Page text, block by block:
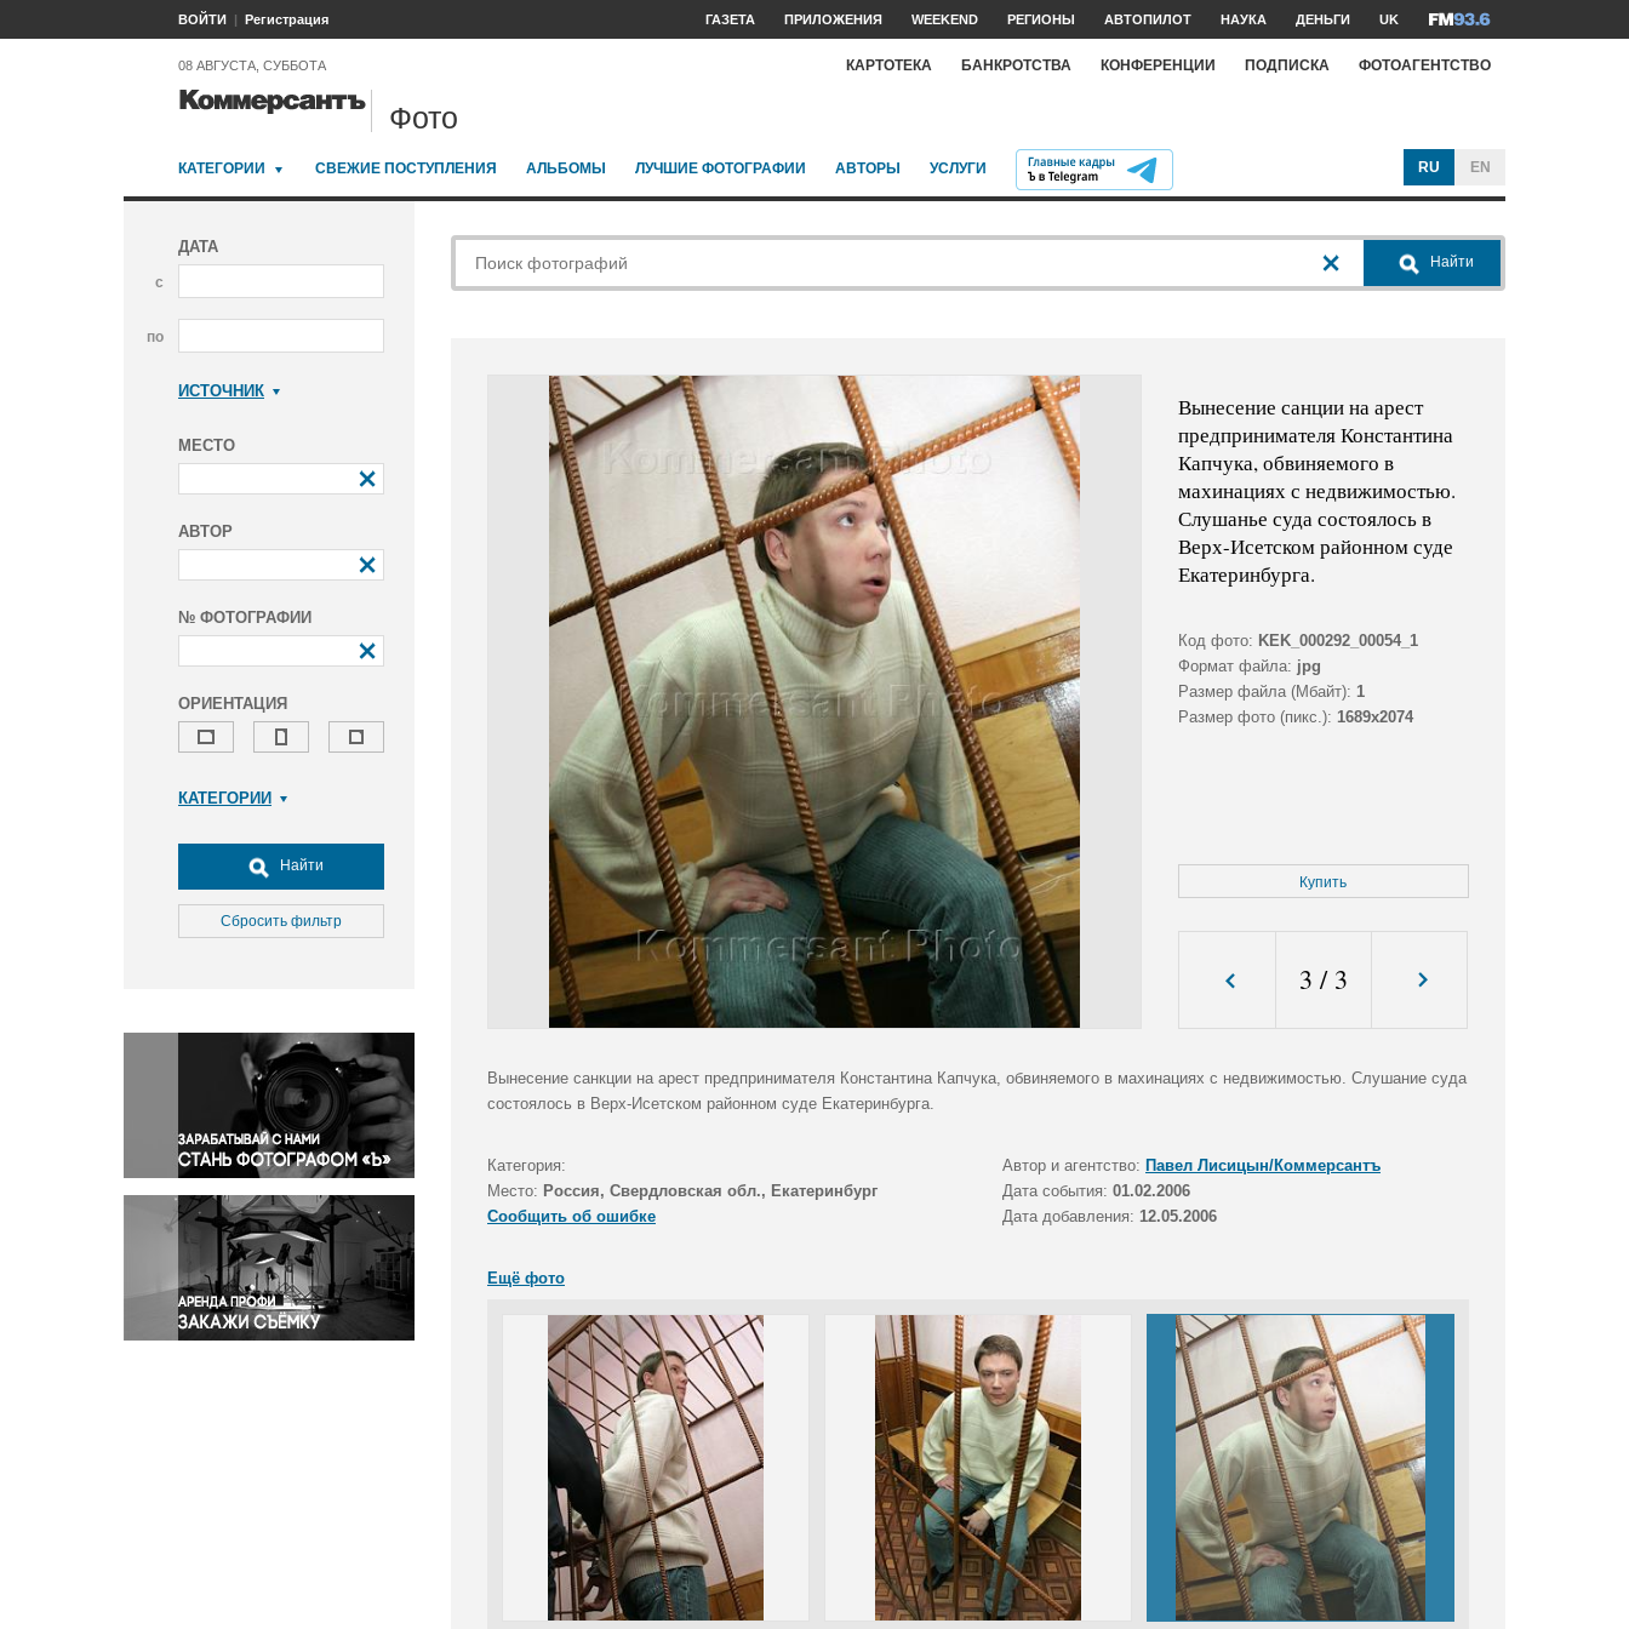
ВОЙТИ Регистрация ГАЗЕТА ПРИЛОЖЕНИЯ WEEKEND РЕГИОНЫ АВТОПИЛОТ НАУКА ДЕНЬГИ UK
08 АВГУСТА, СУББОТА КАРТОТЕКА БАНКРОТСТВА КОНФЕРЕНЦИИ ПОДПИСКА ФОТОАГЕНТСТВО
Фото
КАТЕГОРИИ СВЕЖИЕ ПОСТУПЛЕНИЯ АЛЬБОМЫ ЛУЧШИЕ ФОТОГРАФИИ АВТОРЫ УСЛУГИ RU EN
ДАТА
с
по
ИСТОЧНИК
МЕСТО
АВТОР
№ ФОТОГРАФИИ
ОРИЕНТАЦИЯ
КАТЕГОРИИ
Досуг, туризм и отдых
Культура
Медицина
Окружающая среда
Политика
Правосудие
Происшествия и конфликты
Религия
Светская жизнь
Спорт
Экология
Экономика и бизнес
Найти
Сбросить фильтр
Найти
Вынесение санции на арест
предпринимателя Константина
Капчука, обвиняемого в
махинациях с недвижимостью.
Слушанье суда состоялось в
Верх-Исетском районном суде
Екатеринбурга.
Код фото: KEK_000292_00054_1
Формат файла: jpg
Размер файла (Мбайт): 1
Размер фото (пикс.): 1689x2074
Купить
3 / 3
Вынесение санкции на арест предпринимателя Константина Капчука, обвиняемого в махинациях с недвижимостью. Слушание суда
состоялось в Верх-Исетском районном суде Екатеринбурга.
Категория: Автор и агентство: Павел Лисицын/Коммерсантъ
Место: Россия, Свердловская обл., Екатеринбург Дата события: 01.02.2006
Сообщить об ошибке
Дата добавления: 12.05.2006
Ещё фото